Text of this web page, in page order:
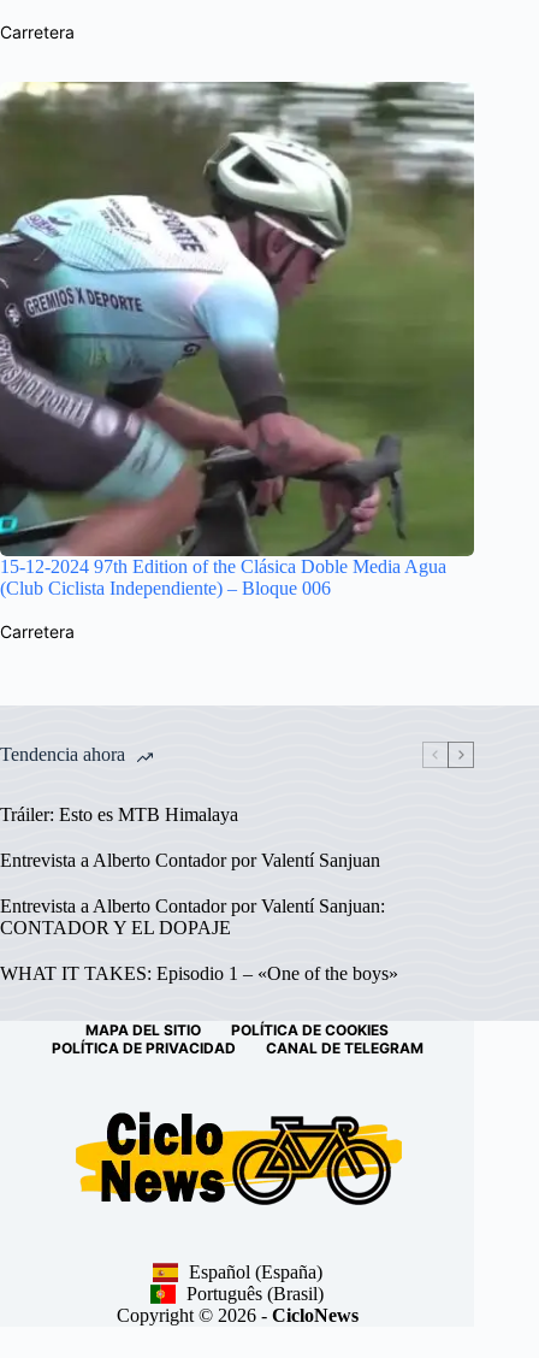
Carretera
15-12-2024 97th Edition of the Clásica Doble Media Agua
(Club Ciclista Independiente) – Bloque 006
Carretera
Tendencia ahora
Tráiler: Esto es MTB Himalaya
Entrevista a Alberto Contador por Valentí Sanjuan
Entrevista a Alberto Contador por Valentí Sanjuan:
CONTADOR Y EL DOPAJE
WHAT IT TAKES: Episodio 1 – «One of the boys»
MAPA DEL SITIO
POLÍTICA DE COOKIES
POLÍTICA DE PRIVACIDAD
CANAL DE TELEGRAM
Español (España)
Português (Brasil)
Copyright © 2026 - CicloNews